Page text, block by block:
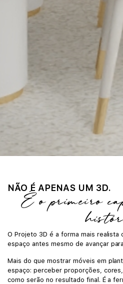
NÃO É APENAS UM 3D.
É o primeiro
O Projeto 3D é a forma mais realista
espaço antes mesmo de avançar
Mais do que mostrar móveis em
espaço: perceber proporções,
como serão no resultado final. É a